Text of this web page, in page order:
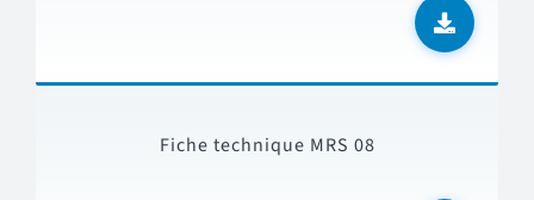
Fiche technique MRS 08